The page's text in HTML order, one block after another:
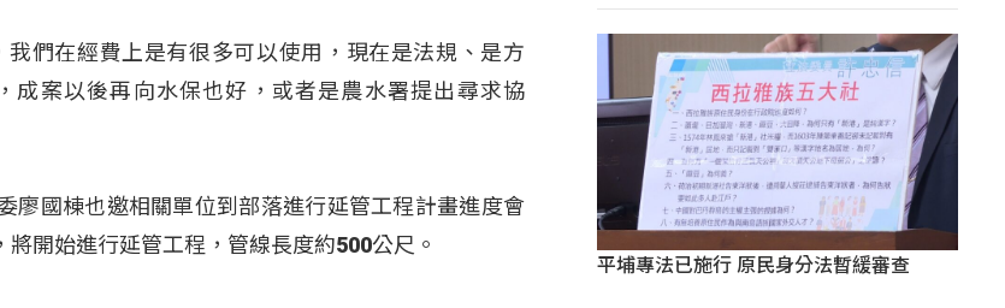
們在經費上是有很多可以使用，現在是法規、是方
成案以後再向水保也好，或者是農水署提出尋求協
廖國棟也邀相關單位到部落進行延管工程計畫進度會
開始進行延管工程，管線長度約500公尺。
平埔專法已施行 原民身分法暫緩審查